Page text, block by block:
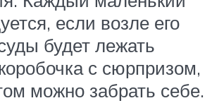
если возле его
будет лежать
с сюрпризом,
можно забрать себе.